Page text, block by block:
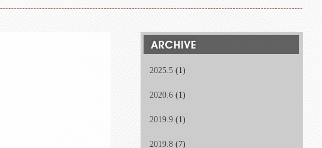
2025.5 (1)
2020.6 (1)
2019.9 (1)
2019.8 (7)